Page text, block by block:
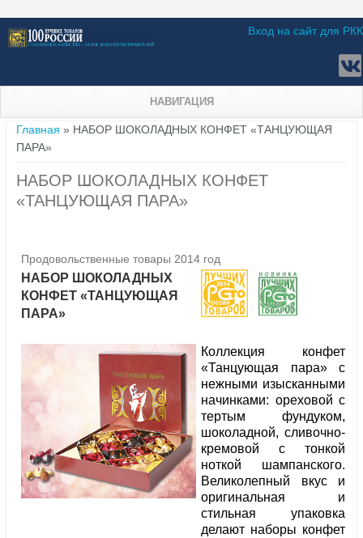
Вход на сайт для РКК
НАВИГАЦИЯ
Вы здесь
Главная » НАБОР ШОКОЛАДНЫХ КОНФЕТ «ТАНЦУЮЩАЯ
ПАРА»
НАБОР ШОКОЛАДНЫХ КОНФЕТ
«ТАНЦУЮЩАЯ ПАРА»
Продовольственные товары 2014 год
НАБОР ШОКОЛАДНЫХ
КОНФЕТ «ТАНЦУЮЩАЯ
ПАРА»
Коллекция конфет
«Танцующая пара» с
нежными изысканными
начинками: ореховой с
тертым фундуком,
шоколадной, сливочно-
кремовой с тонкой
ноткой шампанского.
Великолепный вкус и
оригинальная и
стильная упаковка
делают наборы конфет